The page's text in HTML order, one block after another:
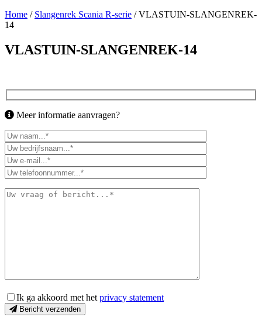
Home / Slangenrek Scania R-serie /VLASTUIN-SLANGENREK-
14
VLASTUIN-SLANGENREK-14
Meer informatie aanvragen?
Ik ga akkoord met hetprivacy statement
Bericht verzenden